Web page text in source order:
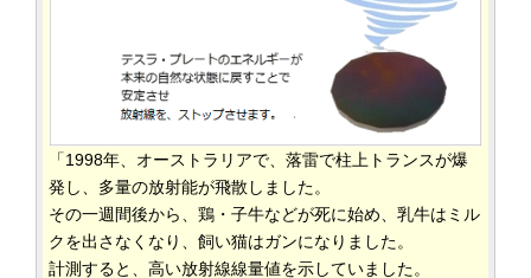
「1998年、オーストラリアで、落雷で柱上トランスが爆
発し、多量の放射能が飛散しました。
その一週間後から、鶏・子牛などが死に始め、乳牛はミル
クを出さなくなり、飼い猫はガンになりました。
計測すると、高い放射線線量値を示していました。